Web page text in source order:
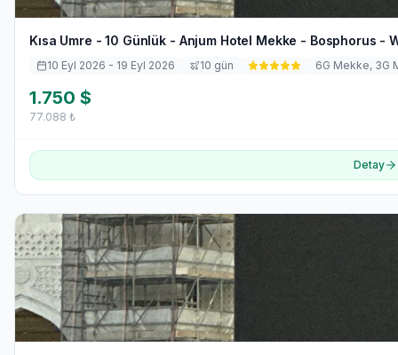
Kısa Umre - 10 Günlük - Anjum Hotel Mekke - Bosphorus -
10 Eyl 2026 - 19 Eyl 2026 10 gün 6G Mekke, 3G
1.750 $
77.088 ₺
Detay